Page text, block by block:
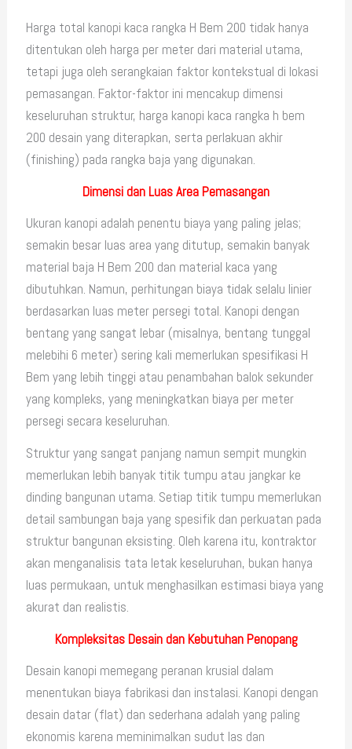
Harga total kanopi kaca rangka H Bem 200 tidak hanya
ditentukan oleh harga per meter dari material utama,
tetapi juga oleh serangkaian faktor kontekstual di lokasi
pemasangan. Faktor-faktor ini mencakup dimensi
keseluruhan struktur, harga kanopi kaca rangka h bem
200 desain yang diterapkan, serta perlakuan akhir
(finishing) pada rangka baja yang digunakan.
Dimensi dan Luas Area Pemasangan
Ukuran kanopi adalah penentu biaya yang paling jelas;
semakin besar luas area yang ditutup, semakin banyak
material baja H Bem 200 dan material kaca yang
dibutuhkan. Namun, perhitungan biaya tidak selalu linier
berdasarkan luas meter persegi total. Kanopi dengan
bentang yang sangat lebar (misalnya, bentang tunggal
melebihi 6 meter) sering kali memerlukan spesifikasi H
Bem yang lebih tinggi atau penambahan balok sekunder
yang kompleks, yang meningkatkan biaya per meter
persegi secara keseluruhan.
Struktur yang sangat panjang namun sempit mungkin
memerlukan lebih banyak titik tumpu atau jangkar ke
dinding bangunan utama. Setiap titik tumpu memerlukan
detail sambungan baja yang spesifik dan perkuatan pada
struktur bangunan eksisting. Oleh karena itu, kontraktor
akan menganalisis tata letak keseluruhan, bukan hanya
luas permukaan, untuk menghasilkan estimasi biaya yang
akurat dan realistis.
Kompleksitas Desain dan Kebutuhan Penopang
Desain kanopi memegang peranan krusial dalam
menentukan biaya fabrikasi dan instalasi. Kanopi dengan
desain datar (flat) dan sederhana adalah yang paling
ekonomis karena meminimalkan sudut las dan